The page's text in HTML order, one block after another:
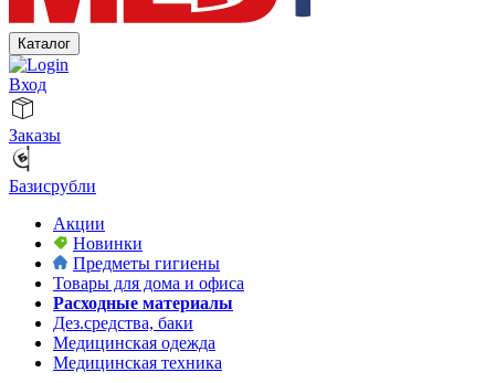
Каталог
Вход
Заказы
Базисрубли
Акции
Новинки
Предметы гигиены
Товары для дома и офиса
Расходные материалы
Дез.средства, баки
Медицинская одежда
Медицинская техника